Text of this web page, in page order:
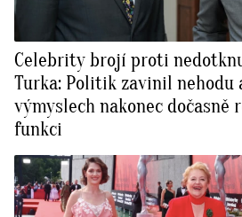
Celebrity brojí proti
Turka: Politik zavinil nehodu
výmyslech nakonec dočasně
funkci